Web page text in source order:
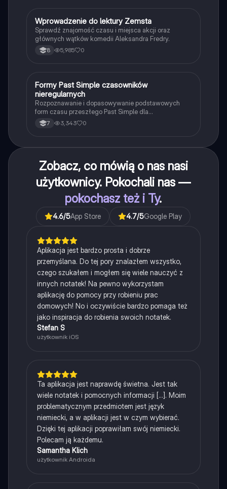
WJęzyk polski
Wprowadzenie do lektury Zemsta
Sprawdź znajomość czasu i miejsca akcji oraz
głównych wątków komedii Aleksandra Fredry.
8 5,985 0
FJęzyk angielski
Formy Past Simple czasowników
nieregularnych
Rozpoznawanie i dopasowywanie podstawowych
form czasu przeszłego Past Simple dla
najpopularniejszych czasowników nieregularnych.
7 3,343 0
Zobacz, co mówią o nas nasi
użytkownicy. Pokochali nas —
pokochasz też i Ty.
4.6/5App Store 4.7/5Google Play
Aplikacja jest bardzo prosta i dobrze
przemyślana. Do tej pory znalazłem wszystko,
czego szukałem i mogłem się wiele nauczyć z
innych notatek! Na pewno wykorzystam
aplikację do pomocy przy robieniu prac
domowych! No i oczywiście bardzo pomaga też
jako inspiracja do robienia swoich notatek.
Stefan S
użytkownik iOS
Ta aplikacja jest naprawdę świetna. Jest tak
wiele notatek i pomocnych informacji [...]. Moim
problematycznym przedmiotem jest język
niemiecki, a w aplikacji jest w czym wybierać.
Dzięki tej aplikacji poprawiłam swój niemiecki.
Polecam ją każdemu.
Samantha Klich
użytkownik Androida